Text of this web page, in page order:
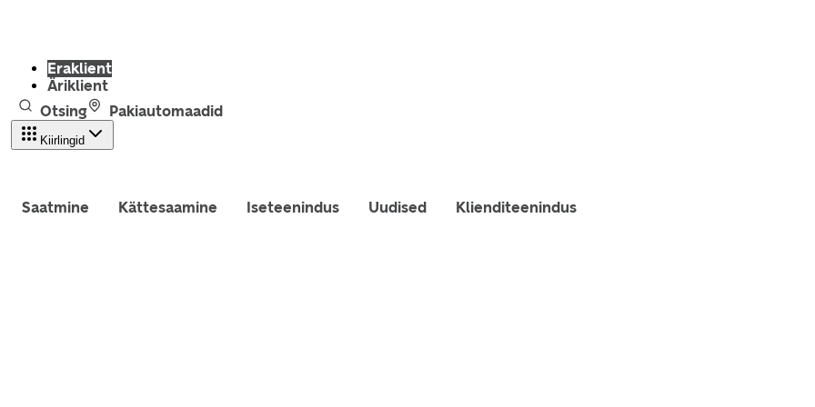
Eraklient
Äriklient
Otsing
Pakiautomaadid
Kiirlingid
Saatmine Kättesaamine Iseteenindus Uudised Klienditeenindus